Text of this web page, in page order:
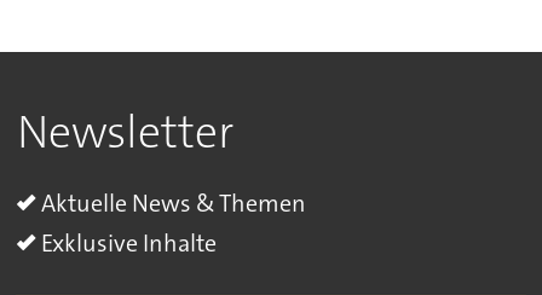
Newsletter
Aktuelle News & Themen
Exklusive Inhalte